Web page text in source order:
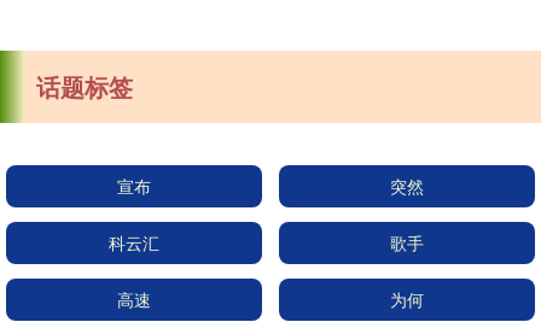
话题标签
宣布 突然
科云汇 歌手
高速 为何